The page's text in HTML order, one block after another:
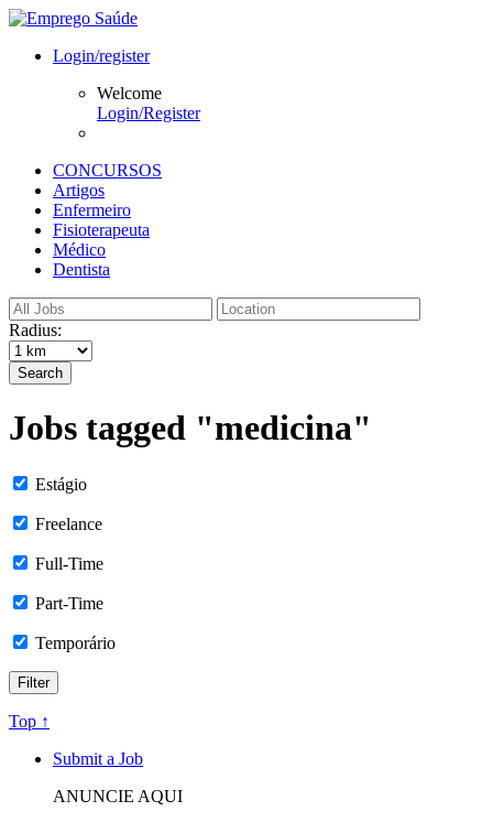
Login/register
Welcome
Login/Register
CONCURSOS
Artigos
Enfermeiro
Fisioterapeuta
Médico
Dentista
Radius:
Search
Jobs tagged "medicina"
Estágio
Freelance
Full-Time
Part-Time
Temporário
Top ↑
Submit a Job
ANUNCIE AQUI